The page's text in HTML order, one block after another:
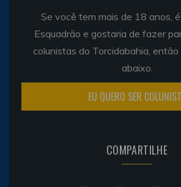
Se você tem mais de 18 anos,
Esquadrão e gostaria de fazer
colunistas do Torcidabahia,
abaixo.
EU QUERO SER
COMPARTILHE